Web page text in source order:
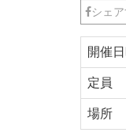
シェ
開催
定員
場所